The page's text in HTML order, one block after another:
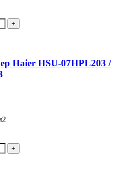
Haier HSU-07HPL203 /